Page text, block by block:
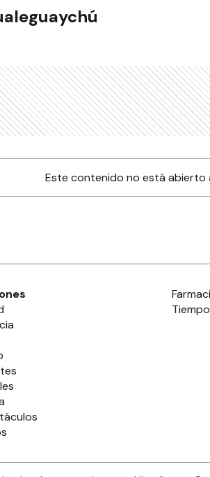
Este contenido no está abierto
Tiempo